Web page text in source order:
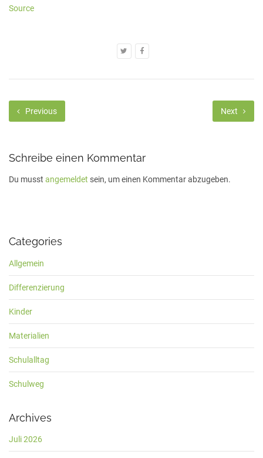
Source
Previous Next
Schreibe einen Kommentar
Du musst angemeldet sein, um einen Kommentar abzugeben.
Categories
Allgemein
Differenzierung
Kinder
Materialien
Schulalltag
Schulweg
Archives
Juli 2026